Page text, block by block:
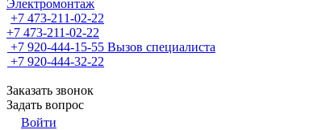
Электромонтаж
+7 473-211-02-22
+7 473-211-02-22
+7 920-444-15-55 Вызов специалиста
+7 920-444-32-22
Заказать звонок
Задать вопрос
Войти